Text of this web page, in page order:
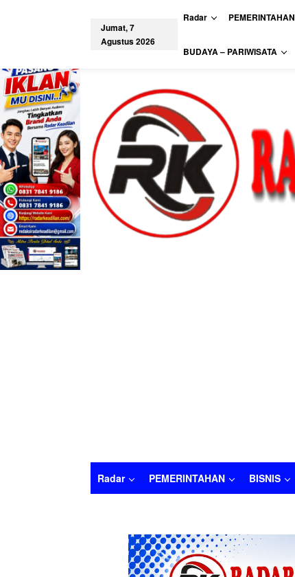
i
k
k
n
t
e
n
Jumat, 7
Agustus 2026
Radar PEMERINTAHAN
BUDAYA – PARIWISATA
Radar PEMERINTAHAN BISNIS